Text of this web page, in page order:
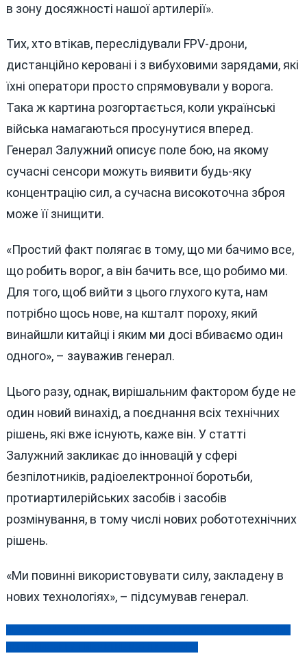
в зону досяжності нашої артилерії».
Тих, хто втікав, переслідували FPV-дрони,
дистанційно керовані і з вибуховими зарядами, які
їхні оператори просто спрямовували у ворога.
Така ж картина розгортається, коли українські
війська намагаються просунутися вперед.
Генерал Залужний описує поле бою, на якому
сучасні сенсори можуть виявити будь-яку
концентрацію сил, а сучасна високоточна зброя
може її знищити.
«Простий факт полягає в тому, що ми бачимо все,
що робить ворог, а він бачить все, що робимо ми.
Для того, щоб вийти з цього глухого кута, нам
потрібно щось нове, на кшталт пороху, який
винайшли китайці і яким ми досі вбиваємо один
одного», – зауважив генерал.
Цього разу, однак, вирішальним фактором буде не
один новий винахід, а поєднання всіх технічних
рішень, які вже існують, каже він. У статті
Залужний закликає до інновацій у сфері
безпілотників, радіоелектронної боротьби,
протиартилерійських засобів і засобів
розмінування, в тому числі нових робототехнічних
рішень.
«Ми повинні використовувати силу, закладену в
нових технологіях», – підсумував генерал.
Навігація